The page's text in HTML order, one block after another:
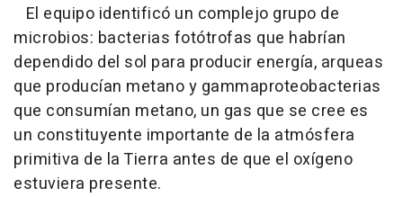
El equipo identificó un complejo grupo de
microbios: bacterias fotótrofas que habrían
dependido del sol para producir energía, arqueas
que producían metano y gammaproteobacterias
que consumían metano, un gas que se cree es
un constituyente importante de la atmósfera
primitiva de la Tierra antes de que el oxígeno
estuviera presente.